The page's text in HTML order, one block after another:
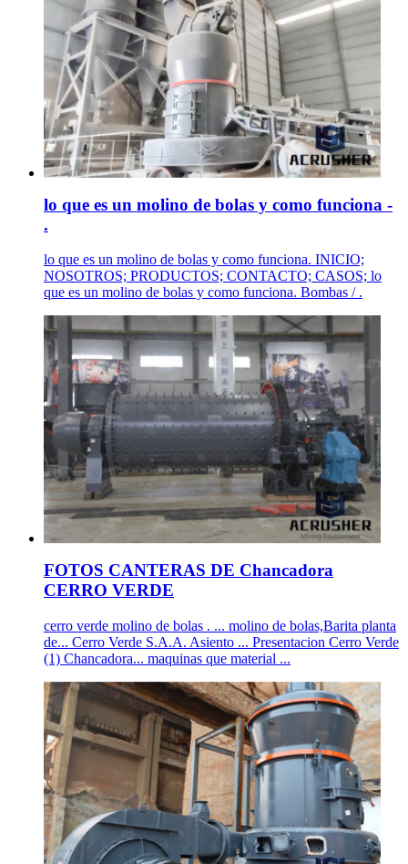
lo que es un molino de bolas y como funciona -
.
lo que es un molino de bolas y como funciona. INICIO;
NOSOTROS; PRODUCTOS; CONTACTO; CASOS; lo
que es un molino de bolas y como funciona. Bombas / .
FOTOS CANTERAS DE Chancadora
CERRO VERDE
cerro verde molino de bolas . ... molino de bolas,Barita planta
de... Cerro Verde S.A.A. Asiento ... Presentacion Cerro Verde
(1) Chancadora... maquinas que material ...